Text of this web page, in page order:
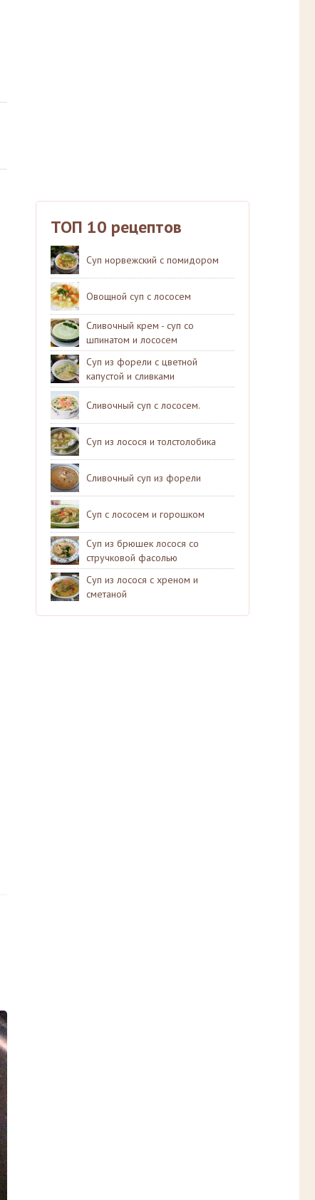
ТОП 10 рецептов
Суп норвежский с помидором
Овощной суп с лососем
Сливочный крем - суп со
шпинатом и лососем
Суп из форели с цветной
капустой и сливками
Сливочный суп с лососем.
Суп из лосося и толстолобика
Сливочный суп из форели
Суп с лососем и горошком
Суп из брюшек лосося со
стручковой фасолью
Суп из лосося с хреном и
сметаной